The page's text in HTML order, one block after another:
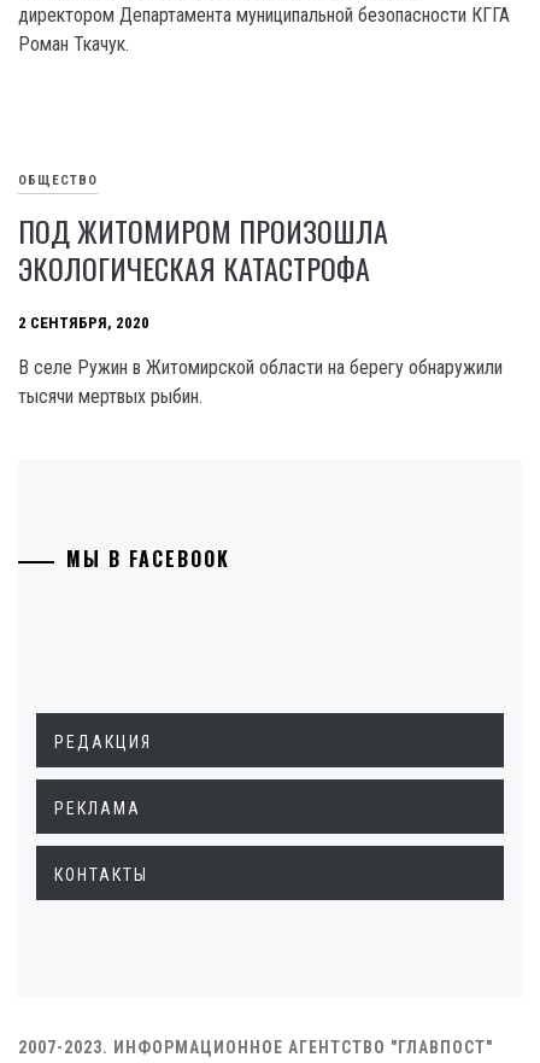
директором Департамента муниципальной безопасности КГГА
Роман Ткачук.
ОБЩЕСТВО
ПОД ЖИТОМИРОМ ПРОИЗОШЛА
ЭКОЛОГИЧЕСКАЯ КАТАСТРОФА
2 СЕНТЯБРЯ, 2020
В селе Ружин в Житомирской области на берегу обнаружили
тысячи мертвых рыбин.
МЫ В FACEBOOK
РЕДАКЦИЯ
РЕКЛАМА
КОНТАКТЫ
2007-2023. ИНФОРМАЦИОННОЕ АГЕНТСТВО "ГЛАВПОСТ"